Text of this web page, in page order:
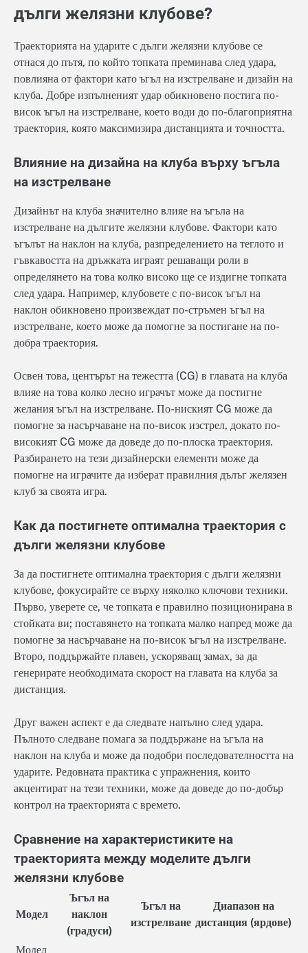
дълги желязни клубове?
Траекторията на ударите с дълги желязни клубове се
отнася до пътя, по който топката преминава след удара,
повлияна от фактори като ъгъл на изстрелване и дизайн на
клуба. Добре изпълненият удар обикновено постига по-
висок ъгъл на изстрелване, което води до по-благоприятна
траектория, която максимизира дистанцията и точността.
Влияние на дизайна на клуба върху ъгъла
на изстрелване
Дизайнът на клуба значително влияе на ъгъла на
изстрелване на дългите желязни клубове. Фактори като
ъгълът на наклон на клуба, разпределението на теглото и
гъвкавостта на дръжката играят решаващи роли в
определянето на това колко високо ще се издигне топката
след удара. Например, клубовете с по-висок ъгъл на
наклон обикновено произвеждат по-стръмен ъгъл на
изстрелване, което може да помогне за постигане на по-
добра траектория.
Освен това, центърът на тежестта (CG) в главата на клуба
влияе на това колко лесно играчът може да постигне
желания ъгъл на изстрелване. По-ниският CG може да
помогне за насърчаване на по-висок изстрел, докато по-
високият CG може да доведе до по-плоска траектория.
Разбирането на тези дизайнерски елементи може да
помогне на играчите да изберат правилния дълъг желязен
клуб за своята игра.
Как да постигнете оптимална траектория с
дълги желязни клубове
За да постигнете оптимална траектория с дълги желязни
клубове, фокусирайте се върху няколко ключови техники.
Първо, уверете се, че топката е правилно позиционирана в
стойката ви; поставянето на топката малко напред може да
помогне за насърчаване на по-висок ъгъл на изстрелване.
Второ, поддържайте плавен, ускоряващ замах, за да
генерирате необходимата скорост на главата на клуба за
дистанция.
Друг важен аспект е да следвате напълно след удара.
Пълното следване помага за поддържане на ъгъла на
наклон на клуба и може да подобри последователността на
ударите. Редовната практика с упражнения, които
акцентират на тези техники, може да доведе до по-добър
контрол на траекторията с времето.
Сравнение на характеристиките на
траекторията между моделите дълги
желязни клубове
Модел
Ъгъл на
наклон
(градуси)
Ъгъл на
изстрелване
Диапазон на
дистанция (ярдове)
Модел